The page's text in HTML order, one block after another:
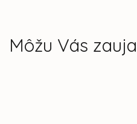
Môžu Vás